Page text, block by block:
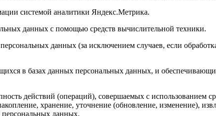
системой аналитики Яндекс.Метрика.
данных с помощью средств вычислительной техники.
данных (за исключением случаев, если
в базах данных персональных данных, и
действий (операций), совершаемых с использованием
хранение, уточнение (обновление, изменение),
персональных данных.